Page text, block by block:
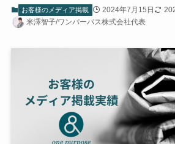
お客様のメディア掲載 2024年7月15日
米澤智子/ワンパーパス株式会社代表